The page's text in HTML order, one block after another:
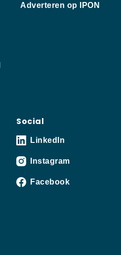
Adverteren op IPON
Social
LinkedIn
Instagram
Facebook